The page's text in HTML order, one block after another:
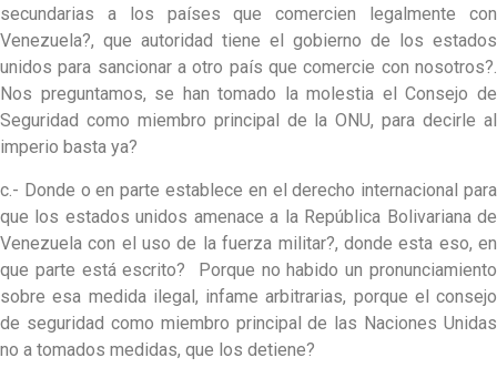
secundarias a los países que comercien legalmente con
Venezuela?, que autoridad tiene el gobierno de los estados
unidos para sancionar a otro país que comercie con nosotros?.
Nos preguntamos, se han tomado la molestia el Consejo de
Seguridad como miembro principal de la ONU, para decirle al
imperio basta ya?
c.- Donde o en parte establece en el derecho internacional para
que los estados unidos amenace a la República Bolivariana de
Venezuela con el uso de la fuerza militar?, donde esta eso, en
que parte está escrito? Porque no habido un pronunciamiento
sobre esa medida ilegal, infame arbitrarias, porque el consejo
de seguridad como miembro principal de las Naciones Unidas
no a tomados medidas, que los detiene?